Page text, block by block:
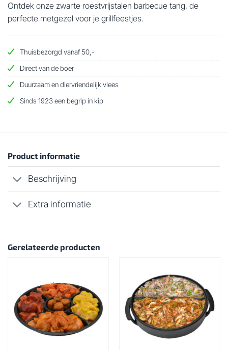
Ontdek onze zwarte roestvrijstalen barbecue tang, de
perfecte metgezel voor je grillfeestjes.
Thuisbezorgd vanaf 50,-
Direct van de boer
Duurzaam en diervriendelijk vlees
Sinds 1923 een begrip in kip
Product informatie
Beschrijving
Extra informatie
Gerelateerde producten